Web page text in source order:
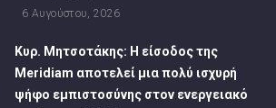
6 Αυγούστου, 2026
Κυρ. Μητσοτάκης: Η είσοδος της
Meridiam αποτελεί μια πολύ ισχυρή
ψήφο εμπιστοσύνης στον ενεργειακό